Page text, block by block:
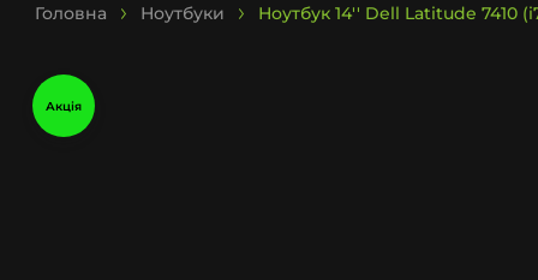
Головна Ноутбуки Ноутбук 14'' Dell Latitude 7410
Акція